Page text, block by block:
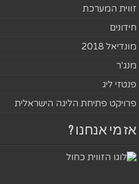
זווית המערכת
חידונים
מונדיאל 2018
מנג'ר
פנטזי ליג
פרויקט פתיחת הליגה הישראלית
אז מי אנחנו ?